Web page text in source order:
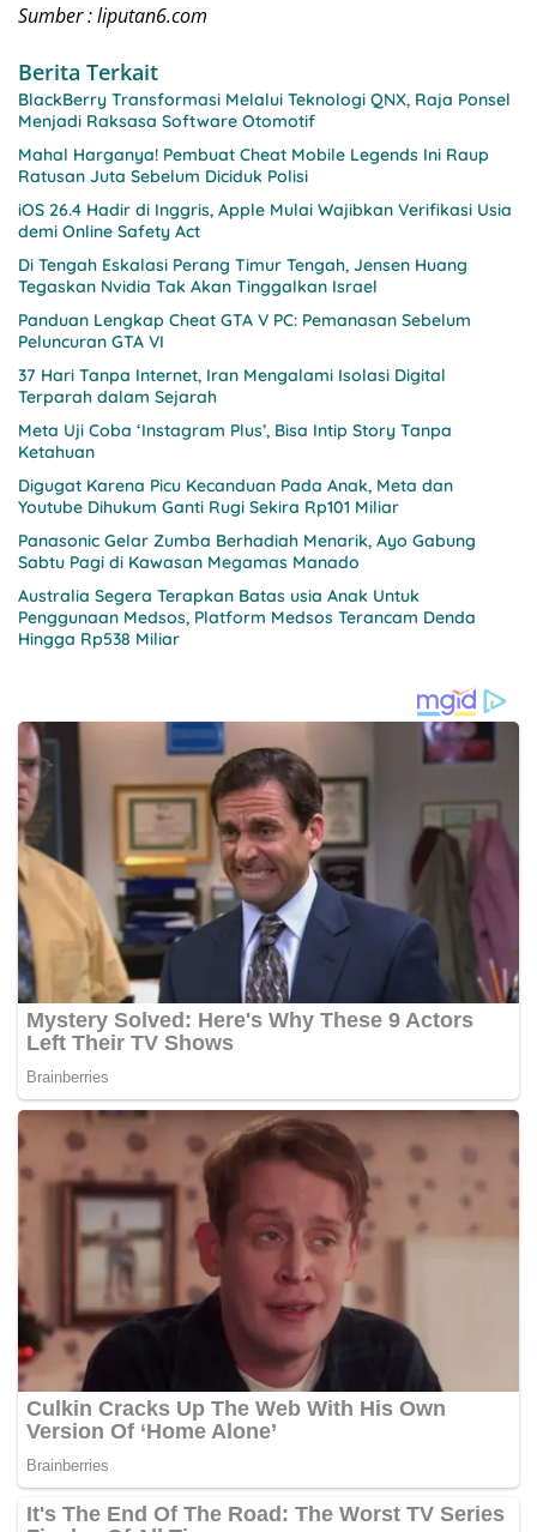
Sumber : liputan6.com
Berita Terkait
BlackBerry Transformasi Melalui Teknologi QNX, Raja Ponsel
Menjadi Raksasa Software Otomotif
Mahal Harganya! Pembuat Cheat Mobile Legends Ini Raup
Ratusan Juta Sebelum Diciduk Polisi
iOS 26.4 Hadir di Inggris, Apple Mulai Wajibkan Verifikasi Usia
demi Online Safety Act
Di Tengah Eskalasi Perang Timur Tengah, Jensen Huang
Tegaskan Nvidia Tak Akan Tinggalkan Israel
Panduan Lengkap Cheat GTA V PC: Pemanasan Sebelum
Peluncuran GTA VI
37 Hari Tanpa Internet, Iran Mengalami Isolasi Digital
Terparah dalam Sejarah
Meta Uji Coba ‘Instagram Plus’, Bisa Intip Story Tanpa
Ketahuan
Digugat Karena Picu Kecanduan Pada Anak, Meta dan
Youtube Dihukum Ganti Rugi Sekira Rp101 Miliar
Panasonic Gelar Zumba Berhadiah Menarik, Ayo Gabung
Sabtu Pagi di Kawasan Megamas Manado
Australia Segera Terapkan Batas usia Anak Untuk
Penggunaan Medsos, Platform Medsos Terancam Denda
Hingga Rp538 Miliar